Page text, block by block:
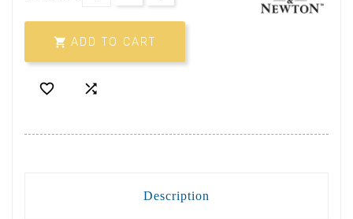
 ADD TO CART
 
Description